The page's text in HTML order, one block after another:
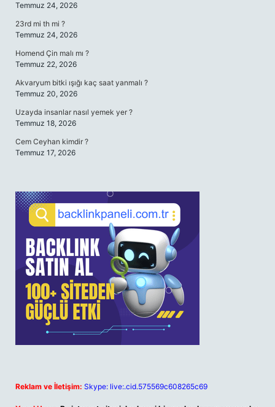
Temmuz 24, 2026
23rd mi th mi ?
Temmuz 24, 2026
Homend Çin malı mı ?
Temmuz 22, 2026
Akvaryum bitki ışığı kaç saat yanmalı ?
Temmuz 20, 2026
Uzayda insanlar nasıl yemek yer ?
Temmuz 18, 2026
Cem Ceyhan kimdir ?
Temmuz 17, 2026
Reklam ve İletişim: Skype: live:.cid.575569c608265c69